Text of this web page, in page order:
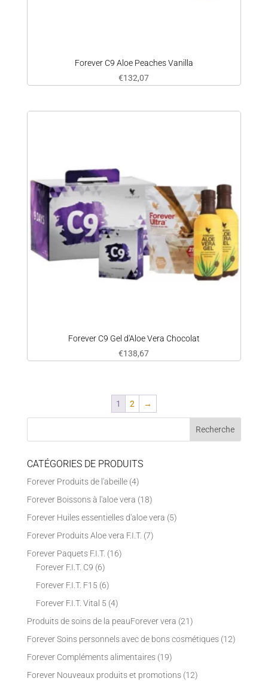
Forever C9 Aloe Peaches Vanilla
€132,07
Forever C9 Gel d'Aloe Vera Chocolat
€138,67
1 2 →
CATÉGORIES DE PRODUITS
Forever Produits de l'abeille (4)
Forever Boissons à l'aloe vera (18)
Forever Huiles essentielles d'aloe vera (5)
Forever Produits Aloe vera F.I.T. (7)
Forever Paquets F.I.T. (16)
Forever F.I.T. C9 (6)
Forever F.I.T. F15 (6)
Forever F.I.T. Vital 5 (4)
Produits de soins de la peauForever vera (21)
Forever Soins personnels avec de bons cosmétiques (12)
Forever Compléments alimentaires (19)
Forever Nouveaux produits et promotions (12)